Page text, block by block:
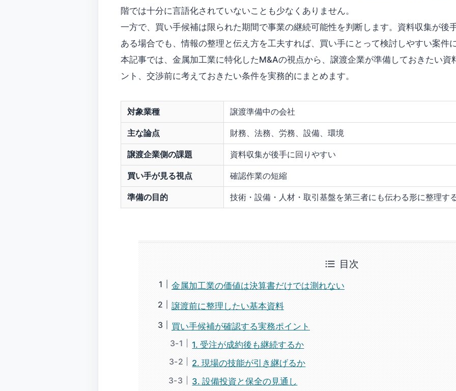
階では十分に言語化されていないことも少なくありません。
一方で、買い手候補は限られた期間で事業の継続可能性を判断します。資料収集が後
ある場合でも、情報の整理と伝え方を工夫すれば、買い手にとって検討しやすい案件
本記事では、金属加工業に特化したM&Aの視点から、譲渡企業が準備しておきたい資
ント、交渉前に考えておきたい条件を実務的にまとめます。
対象業種 譲渡準備中の会社
主な論点 財務、法務、労務、設備、環境
譲渡企業側の課題 資料収集が後手に回りやすい
買い手が見る視点 確認作業の短縮
準備の目的 技術・設備・人材・取引基盤を第三者にも伝わる形に整理す
目次
金属加工業の価値は決算書だけでは測れない
譲渡前に整理したい基本資料
買い手候補が確認する実務ポイント
1. 受注が成約後も継続するか
2. 現場の技能が引き継げるか
3. 設備投資と保全の見通し